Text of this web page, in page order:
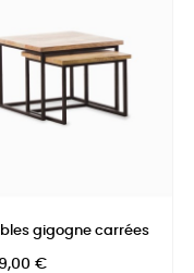
gigogne carrées
€